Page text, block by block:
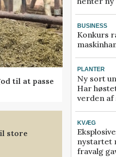
til at passe
store
BUSINESS
Konkurs
PLANTER
Ny sort
Har
verden af
KVÆG
nystartet
fravalg